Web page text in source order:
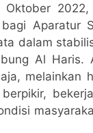
Aparatur
dalam
Al Haris.
melainkan